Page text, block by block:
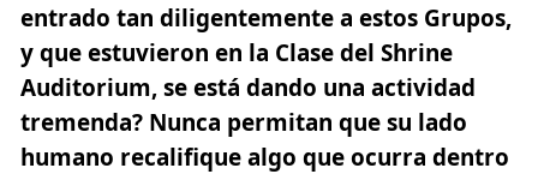
entrado tan diligentemente a estos Grupos,
y que estuvieron en la Clase del Shrine
Auditorium, se está dando una actividad
tremenda? Nunca permitan que su lado
humano recalifique algo que ocurra dentro